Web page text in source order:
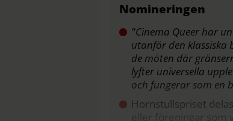
Nomineringen
"Cinema Queer har
utanför den
de möten där
lyfter universella
och fungerar som en
Hornstullspriset
eller föreningar